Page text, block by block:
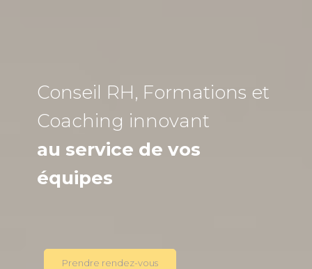
Conseil RH, Formations et
Coaching innovant
au service de vos
équipes
Prendre rendez-vous